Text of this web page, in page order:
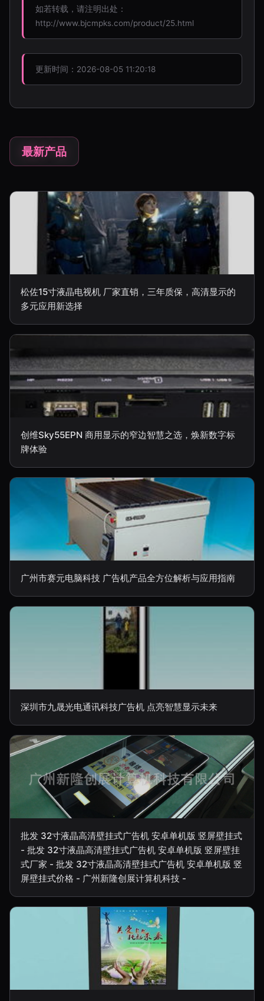
如若转载，请注明出处：
http://www.bjcmpks.com/product/25.html
更新时间：2026-08-05 11:20:18
最新产品
松佐15寸液晶电视机 厂家直销，三年质保，高清显示的
多元应用新选择
创维Sky55EPN 商用显示的窄边智慧之选，焕新数字标
牌体验
广州市赛元电脑科技 广告机产品全方位解析与应用指南
深圳市九晟光电通讯科技广告机 点亮智慧显示未来
批发 32寸液晶高清壁挂式广告机 安卓单机版 竖屏壁挂式
- 批发 32寸液晶高清壁挂式广告机 安卓单机版 竖屏壁挂
式厂家 - 批发 32寸液晶高清壁挂式广告机 安卓单机版 竖
屏壁挂式价格 - 广州新隆创展计算机科技 -